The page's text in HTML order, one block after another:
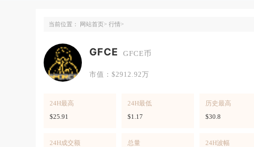
当前位置： 网站首页 行情
GFCE GFCE币
市值：$2912.92万
24H最高
$25.91
24H最低
$1.17
历史最高
$30.8
24H成交额
总量
24H波幅